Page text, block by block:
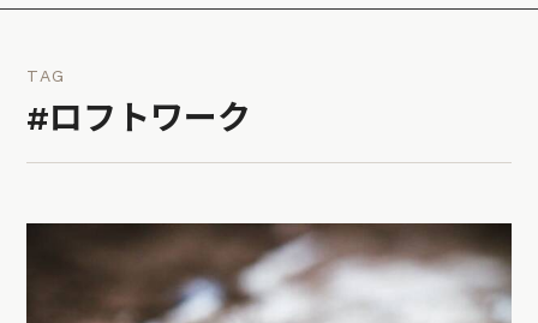
TAG
#ロフトワーク